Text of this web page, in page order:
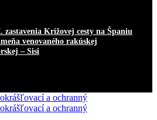
zastavenia Krížovej cesty na Španiu
venovaného rakúskej
– Sisi